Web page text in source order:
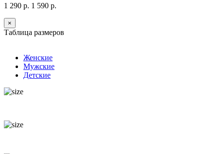
1 290 р. 1 590 р.
×
Таблица размеров
Женские
Мужские
Детские